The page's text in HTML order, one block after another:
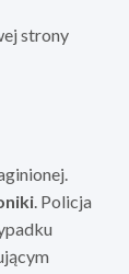
strony
. Policja